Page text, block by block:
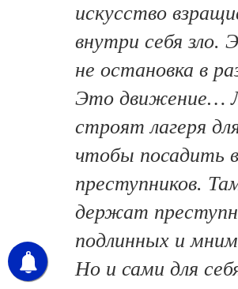
искусство
внутри себя зло.
не остановка в
Это движение…
строят лагеря
чтобы посадить
преступников.
держат
подлинных и
Но и сами для